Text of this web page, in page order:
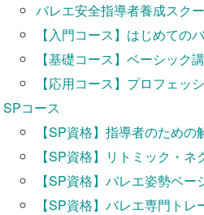
バレエ安全指導者養成スク
【入門コース】はじめての
【基礎コース】ベーシック
【応用コース】プロフェッ
SPコース
【SP資格】指導者のための
【SP資格】リトミック・ネ
【SP資格】バレエ姿勢ベ
【SP資格】バレエ専門トレ